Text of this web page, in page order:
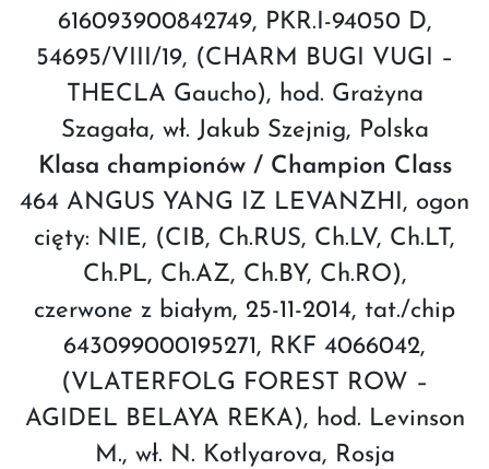
616093900842749, PKR.I-94050 D,
54695/VIII/19, (CHARM BUGI VUGI –
THECLA Gaucho), hod. Grażyna
Szagała, wł. Jakub Szejnig, Polska
Klasa championów / Champion Class
464 ANGUS YANG IZ LEVANZHI, ogon
cięty: NIE, (CIB, Ch.RUS, Ch.LV, Ch.LT,
Ch.PL, Ch.AZ, Ch.BY, Ch.RO),
czerwone z białym, 25-11-2014, tat./chip
643099000195271, RKF 4066042,
(VLATERFOLG FOREST ROW –
AGIDEL BELAYA REKA), hod. Levinson
M., wł. N. Kotlyarova, Rosja